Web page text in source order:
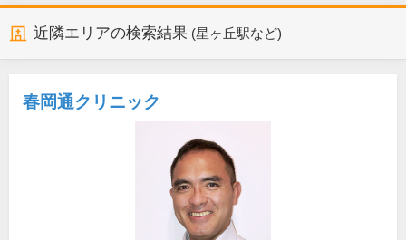
近隣エリアの検索結果 (星ヶ丘駅など)
春岡通クリニック